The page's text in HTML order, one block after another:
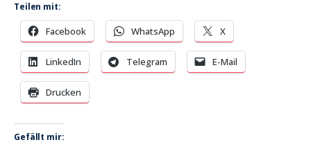
Teilen mit:
Facebook WhatsApp X
LinkedIn Telegram E-Mail
Drucken
Gefällt mir: